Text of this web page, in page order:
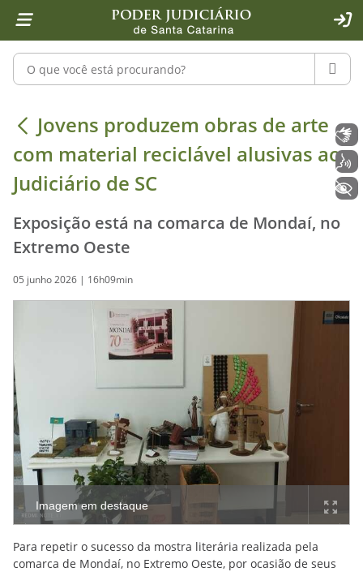
1 Ir para o conteúdo
2 Ir para a ferramenta de acessibilidade - Rybená
4 Ir para o menu principal
5 Ir para a pesquisa
6 Ir para o rodapé
7 Ir para a página inicial
Pesquisar no portal
Jovens produzem obras de arte
Jovens produzem obras de arte
com material reciclável alusivas ao
Judiciário de SC
Exposição está na comarca de Mondaí, no
Extremo Oeste
05 junho 2026 | 16h09min
Imagem em destaque
Para repetir o sucesso da mostra literária realizada pela
comarca de Mondaí, no Extremo Oeste, por ocasião de seus
Libras
Voz